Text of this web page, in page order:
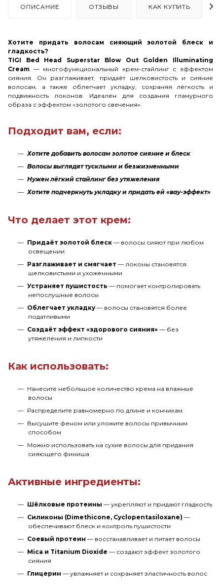
ОПИСАНИЕ ОТЗЫВЫ КАК КУПИТЬ
Хотите придать волосам сияющий золотой блеск и
гладкость?
TIGI Bed Head Superstar Blow Out Golden Illuminating
Cream — многофункциональный крем-стайлинг с эффектом
сияния. Он разглаживает, придаёт шелковистость и сияние
волосам, а также облегчает укладку, сохраняя лёгкость и
подвижность локонов. Идеален для создания гламурного
образа с эффектом «золотого свечения».
Подходит вам, если:
Хотите добавить волосам золотое сияние и блеск
Волосы выглядят тусклыми и безжизненными
Нужен лёгкий стайлинг без утяжеления
Хотите подчеркнуть укладку и придать ей «вау-эффект»
Что делает этот крем:
Придаёт золотой блеск — волосы сияют при любом
освещении
Разглаживает и смягчает — локоны становятся
шелковистыми и ухоженными
Устраняет пушистость — помогает контролировать
непослушные волосы
Облегчает укладку— волосы становятся более
податливыми
Создаёт эффект «здорового сияния» — без
утяжеления и липкости
Как использовать:
Нанесите небольшое количество крема на влажные
волосы
Распределите равномерно по длине и кончикам
Высушите феном или уложите волосы привычным
способом
Можно использовать на сухие волосы для придания
сияющего финиша
Активные ингредиенты:
Шёлковые протеины — укрепляют и придают гладкость
Силиконы (Dimethicone, Cyclopentasiloxane) —
обеспечивают блеск и контроль пушистости
Соевый протеин — восстанавливает и питает волосы
Mica и Titanium Dioxide — создают эффект золотого
сияния
Глицерин — увлажняет и сохраняет эластичность волос